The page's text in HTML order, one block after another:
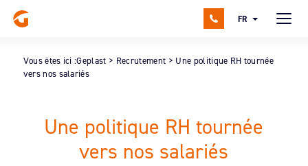
FR
Vous êtes ici :Geplast > Recrutement > Une politique RH tournée
vers nos salariés
Une politique RH tournée
vers nos salariés